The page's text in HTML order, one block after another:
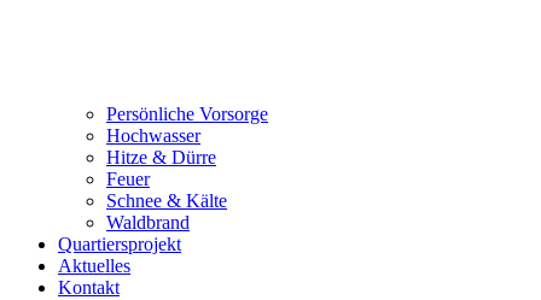
Persönliche Vorsorge
Hochwasser
Hitze & Dürre
Feuer
Schnee & Kälte
Waldbrand
Quartiersprojekt
Aktuelles
Kontakt